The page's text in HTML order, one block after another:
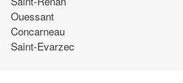
Ouessant
Concarneau
Saint-Evarzec